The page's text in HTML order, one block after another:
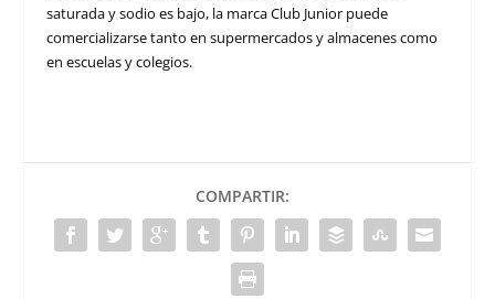
saturada y sodio es bajo, la marca Club Junior puede
comercializarse tanto en supermercados y almacenes como
en escuelas y colegios.
COMPARTIR: